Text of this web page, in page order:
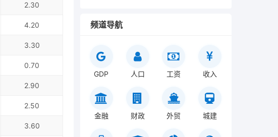
2.30
4.20
3.30
0.70
2.90
2.50
3.60
频道导航
GDP 人口 工资 收入
金融 财政 外贸 城建